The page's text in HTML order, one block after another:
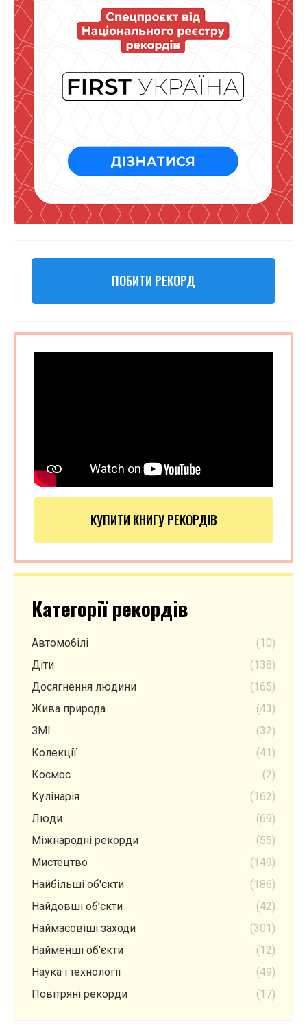
ПОБИТИ РЕКОРД
КУПИТИ КНИГУ РЕКОРДІВ
Категорії рекордів
Автомобілі
(10)
Діти
(138)
Досягнення людини
(165)
Жива природа
(43)
ЗМІ
(32)
Колекції
(41)
Космос
(2)
Кулінарія
(162)
Люди
(69)
Міжнародні рекорди
(55)
Мистецтво
(149)
Найбільші об'єкти
(186)
Найдовші об'єкти
(42)
Наймасовіші заходи
(301)
Найменші об'єкти
(12)
Наука і технології
(49)
Повітряні рекорди
(17)